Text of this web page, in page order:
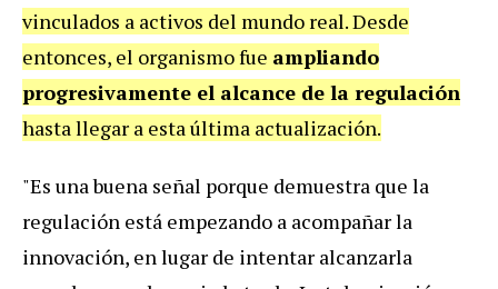
vinculados a activos del mundo real. Desde
entonces, el organismo fue ampliando
progresivamente el alcance de la regulación
hasta llegar a esta última actualización.
"Es una buena señal porque demuestra que la
regulación está empezando a acompañar la
innovación, en lugar de intentar alcanzarla